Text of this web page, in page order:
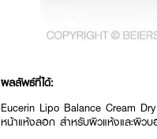
ผลลัพธ์ที่ได้:
Eucerin Lipo Balance Cream
หน้าแห้งลอก สำหรับผิวแห้งและผิว